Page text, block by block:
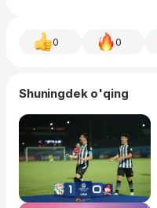
0 0
Shuningdek o'qing